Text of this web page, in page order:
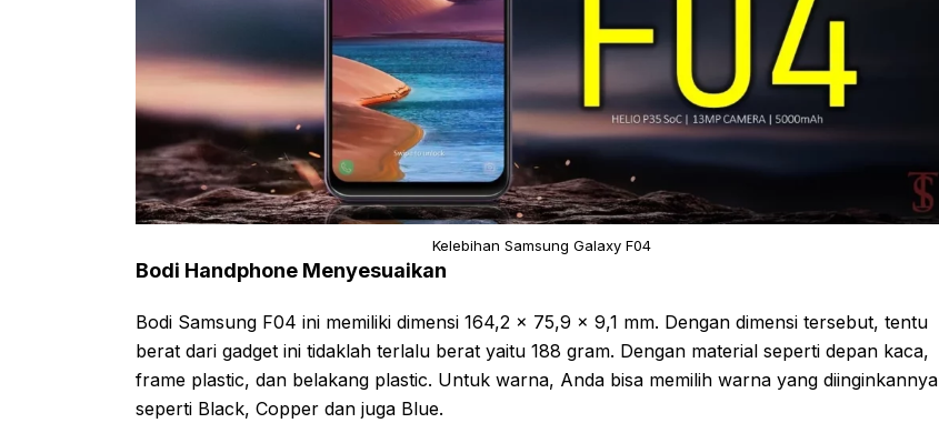
Kelebihan Samsung Galaxy F04
Bodi Handphone Menyesuaikan
Bodi Samsung F04 ini memiliki dimensi 164,2 x 75,9 x 9,1 mm. Dengan dimensi tersebut, tentu
berat dari gadget ini tidaklah terlalu berat yaitu 188 gram. Dengan material seperti depan kaca,
frame plastic, dan belakang plastic. Untuk warna, Anda bisa memilih warna yang diinginkannya
seperti Black, Copper dan juga Blue.